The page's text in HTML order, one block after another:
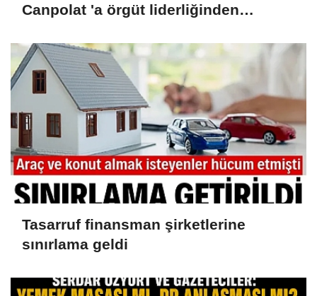
Canpolat 'a örgüt liderliğinden
malvarlığına el konuldu
Tasarruf finansman şirketlerine
sınırlama geldi